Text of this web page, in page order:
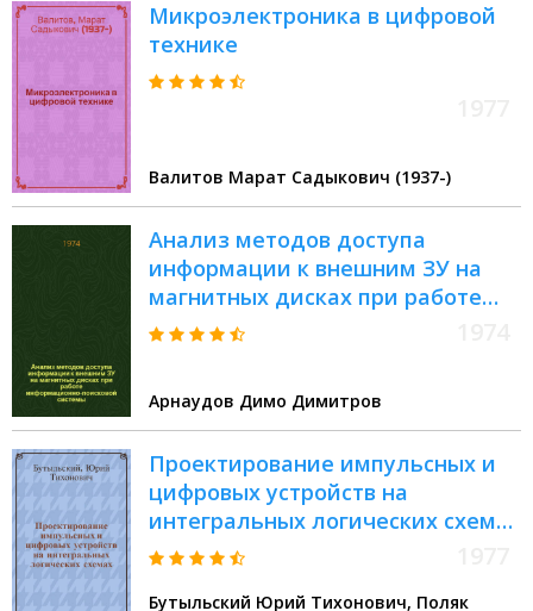
Микроэлектроника в цифровой
технике
Валитов Марат Садыкович (1937-)
Анализ методов доступа
информации к внешним ЗУ на
магнитных дисках при работе
информационно-поисковой
Арнаудов Димо Димитров
Проектирование импульсных и
цифровых устройств на
интегральных логических схемах
: Учеб. пособие
Бутыльский Юрий Тихонович, Поляк